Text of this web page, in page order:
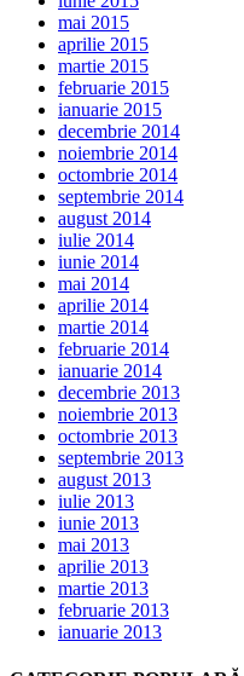
mai 2015
aprilie 2015
martie 2015
februarie 2015
ianuarie 2015
decembrie 2014
noiembrie 2014
octombrie 2014
septembrie 2014
august 2014
iulie 2014
iunie 2014
mai 2014
aprilie 2014
martie 2014
februarie 2014
ianuarie 2014
decembrie 2013
noiembrie 2013
octombrie 2013
septembrie 2013
august 2013
iulie 2013
iunie 2013
mai 2013
aprilie 2013
martie 2013
februarie 2013
ianuarie 2013